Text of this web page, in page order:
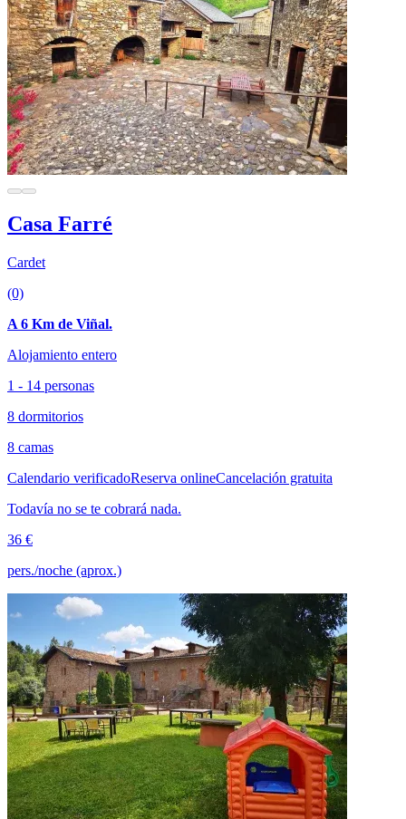
Casa Farré
Cardet
(0)
A 6 Km de Viñal.
Alojamiento entero
1 - 14 personas
8 dormitorios
8 camas
Calendario verificadoReserva onlineCancelación gratuita
Todavía no se te cobrará nada.
36 €
pers./noche (aprox.)